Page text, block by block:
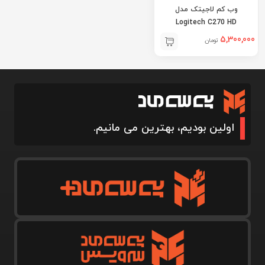
وب کم لاجیتک مدل
Logitech C270 HD
5,300,000 تومان
اولین بودیم، بهترین می مانیم.